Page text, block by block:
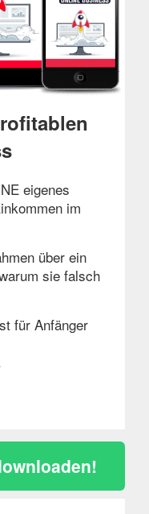
eigenes
im
über ein
sie falsch
für Anfänger